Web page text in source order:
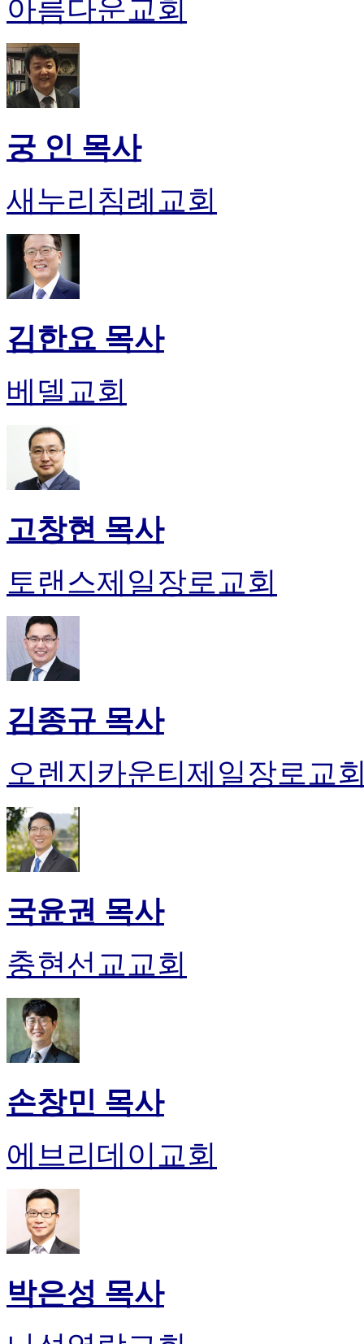
진
기
대
출
후
비
아
웹
끼
진
미
프
약
국
간
출
아름다운교회
궁 인 목사
새누리침례교회
김한요 목사
베델교회
고창현 목사
토랜스제일장로교회
김종규 목사
오렌지카운티제일장로교
국윤권 목사
충현선교교회
손창민 목사
에브리데이교회
박은성 목사